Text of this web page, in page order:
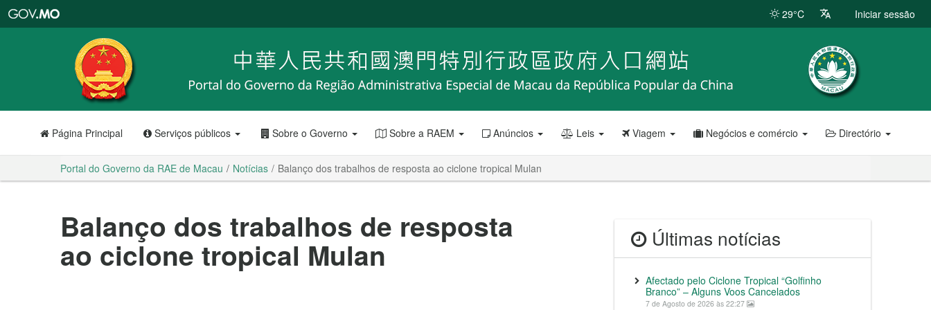
RAE
de
Macau
29°C Iniciar sessão
Página Principal Serviços públicos Sobre o Governo Sobre a RAEM Anúncios Leis Viagem Negócios e comércio Directório
Portal do Governo da RAE de Macau Notícias Balanço dos trabalhos de resposta ao ciclone tropical Mulan
Balanço dos trabalhos de resposta
ao ciclone tropical Mulan Últimas notícias
Afectado pelo Ciclone Tropical “Golfinho
Branco” – Alguns Voos Cancelados
7 de Agosto de 2026 às 22:27